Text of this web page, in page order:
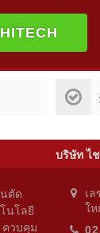
บริษัท ไ
ตัด
นโลยี
ควบคุม
เ
ใ